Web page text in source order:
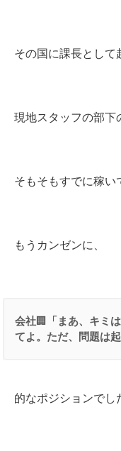
その国に課長として
現地スタッフの部下
そもそもすでに稼い
もうカンゼンに、
会社🏢
「まあ、キミ
てよ。ただ、問題は
的なポジションでし